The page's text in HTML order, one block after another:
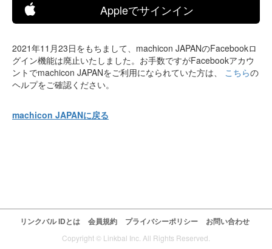
Appleでサインイン
2021年11月23日をもちまして、machicon JAPANのFacebookロ
グイン機能は廃止いたしました。お手数ですがFacebookアカウ
ントでmachicon JAPANをご利用になられていた方は、 こちらの
ヘルプをご確認ください。
machicon JAPANに戻る
リンクバル IDとは 会員規約 プライバシーポリシー お問い合わせ
Copyright © Linkbal Inc. All Rights Reserved.